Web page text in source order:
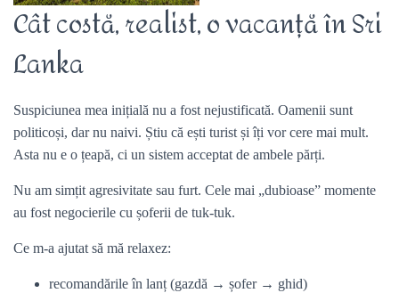
Cât costă, realist, o vacanță în Sri
Lanka
Suspiciunea mea inițială nu a fost nejustificată. Oamenii sunt
politicoși, dar nu naivi. Știu că ești turist și îți vor cere mai mult.
Asta nu e o țeapă, ci un sistem acceptat de ambele părți.
Nu am simțit agresivitate sau furt. Cele mai „dubioase” momente
au fost negocierile cu șoferii de tuk-tuk.
Ce m-a ajutat să mă relaxez:
recomandările în lanț (gazdă → șofer → ghid)